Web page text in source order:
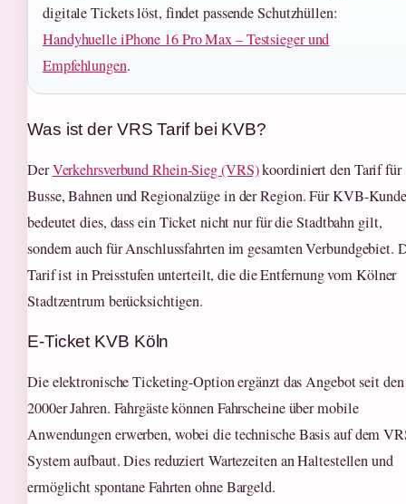
digitale Tickets löst, findet passende Schutzhüllen:
Handyhuelle iPhone 16 Pro Max – Testsieger und
Empfehlungen.
Was ist der VRS Tarif bei KVB?
DerVerkehrsverbund Rhein-Sieg (VRS)koordiniert den Tarif für
Busse, Bahnen und Regionalzüge in der Region. Für KVB-
bedeutet dies, dass ein Ticket nicht nur für die Stadtbahn gilt,
sondern auch für Anschlussfahrten im gesamten Verbundgebiet.
Tarif ist in Preisstufen unterteilt, die die Entfernung vom Kölner
Stadtzentrum berücksichtigen.
E-Ticket KVB Köln
Die elektronische Ticketing-Option ergänzt das Angebot seit den
2000er Jahren. Fahrgäste können Fahrscheine über mobile
Anwendungen erwerben, wobei die technische Basis auf dem
System aufbaut. Dies reduziert Wartezeiten an Haltestellen und
ermöglicht spontane Fahrten ohne Bargeld.